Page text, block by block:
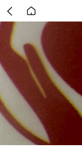
back
to
home